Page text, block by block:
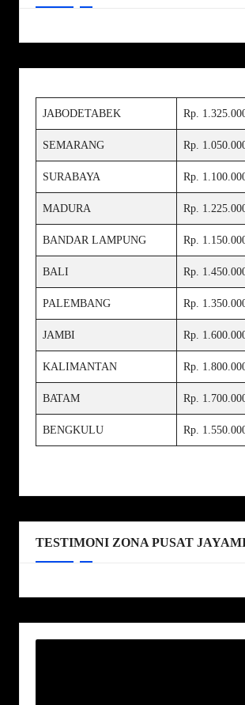
JABODETABEK Rp.
SEMARANG Rp.
SURABAYA Rp.
MADURA Rp.
BANDAR LAMPUNG Rp.
BALI Rp.
PALEMBANG Rp.
JAMBI Rp.
KALIMANTAN Rp.
BATAM Rp.
BENGKULU Rp.
TESTIMONI ZONA PUSAT